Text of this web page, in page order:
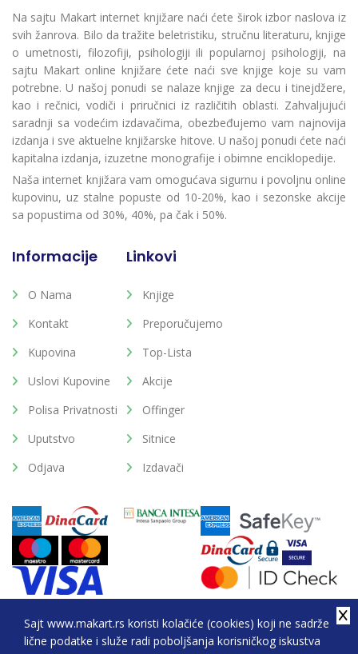
Sajt www.makart.rs koristi kolačiće (cookies) koji ne sadrže
lične podatke i služe radi poboljšanja korisničkog iskustva
Na sajtu Makart internet knjižare naći ćete širok izbor naslova iz
svih žanrova. Bilo da tražite beletristiku, stručnu literaturu, knjige
o umetnosti, filozofiji, psihologiji ili popularnoj psihologiji, na
sajtu Makart online knjižare ćete naći sve knjige koje su vam
potrebne. U našoj ponudi se nalaze knjige za decu i tinejdžere,
kao i rečnici, vodiči i priručnici iz različitih oblasti. Zahvaljujući
saradnji sa vodećim izdavačima, obezbeđujemo vam najnovija
izdanja i sve aktuelne knjižarske hitove. U našoj ponudi ćete naći
kapitalna izdanja, izuzetne monografije i obimne enciklopedije.
Naša internet knjižara vam omogućava sigurnu i povoljnu online
kupovinu, uz stalne popuste od 10-20%, kao i sezonske akcije
sa popustima od 30%, 40%, pa čak i 50%.
Informacije
O Nama
Kontakt
Kupovina
Uslovi Kupovine
Polisa Privatnosti
Uputstvo
Odjava
Linkovi
Knjige
Preporučujemo
Top-Lista
Akcije
Offinger
Sitnice
Izdavači
2026. All Rights Reserved © Makart.rs - MAKART DOO